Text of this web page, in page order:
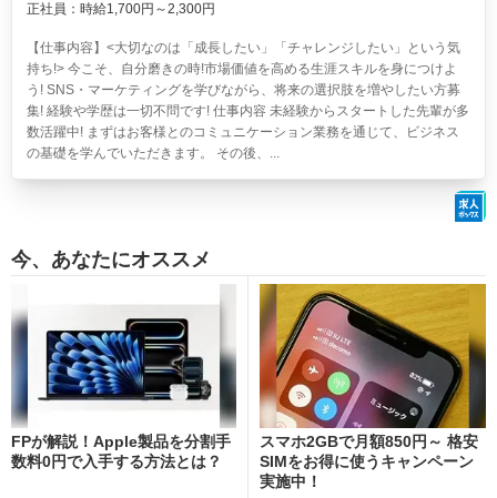
正社員：時給1,700円～2,300円
【仕事内容】<大切なのは「成長したい」「チャレンジしたい」という気
持ち!> 今こそ、自分磨きの時!市場価値を高める生涯スキルを身につけよ
う! SNS・マーケティングを学びながら、将来の選択肢を増やしたい方募
集! 経験や学歴は一切不問です! 仕事内容 未経験からスタートした先輩が多
数活躍中! まずはお客様とのコミュニケーション業務を通じて、ビジネス
の基礎を学んでいただきます。 その後、...
今、あなたにオススメ
FPが解説！Apple製品を分割手
数料0円で入手する方法とは？
スマホ2GBで月額850円～ 格安
SIMをお得に使うキャンペーン
実施中！